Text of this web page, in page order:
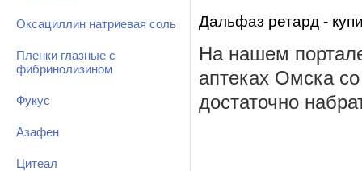
Оксациллин натриевая соль
Пленки глазные с
фибринолизином
Фукус
Азафен
Цитеал
Дальфаз ретард -
На нашем
аптеках Омска
достаточно